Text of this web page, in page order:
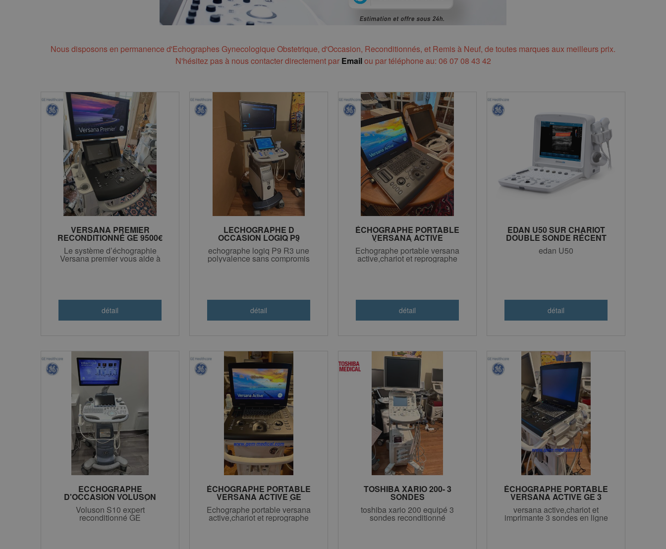
Nous disposons en permanence d'Echographes Gynecologique Obstetrique, d'Occasion, Reconditionnés, et Remis à Neuf, de toutes marques aux meilleurs prix.
N'hésitez pas à nous contacter directement par Emailou par téléphone au: 06 07 08 43 42
VERSANA PREMIER
RECONDITIONNÉ GE 9500€
HT
Le système d’échographie
Versana premier vous aide à
procurer des soins fiables
LECHOGRAPHE D
OCCASION LOGIQ P9
(R2)RECONDITIONNÉ
10000€ HT
echographe logiq P9 R3 une
polyvalence sans compromis
ÉCHOGRAPHE PORTABLE
VERSANA ACTIVE
GÉNERAL ÉLECTRIC
RECONDITIONNÉ
Echographe portable versana
active,chariot et reprographe
EDAN U50 SUR CHARIOT
DOUBLE SONDE RÉCENT
3500 HT
edan U50
ECCHOGRAPHE
D'OCCASION VOLUSON
S10 RECONDITIONNÉ A
NEUF GE
Voluson S10 expert
reconditionné GE
ÉCHOGRAPHE PORTABLE
VERSANA ACTIVE GE
RECONDITIONNÉ
Echographe portable versana
active,chariot et reprographe
TOSHIBA XARIO 200- 3
SONDES
toshiba xario 200 equipé 3
sondes reconditionné
ÉCHOGRAPHE PORTABLE
VERSANA ACTIVE GE 3
SONDES EN LIGNE
versana active,chariot et
imprimante 3 sondes en ligne